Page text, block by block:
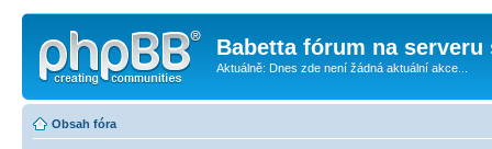
Babetta fórum na serveru
Aktuálně: Dnes zde není žádná aktuální akce...
Obsah fóra